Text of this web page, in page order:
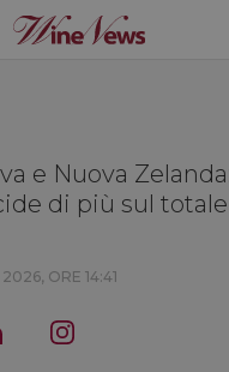
NON SOLO VINO
DI WINENEWS
DICONO DI NOI
e Nuova
di più sul
ORE 14:41